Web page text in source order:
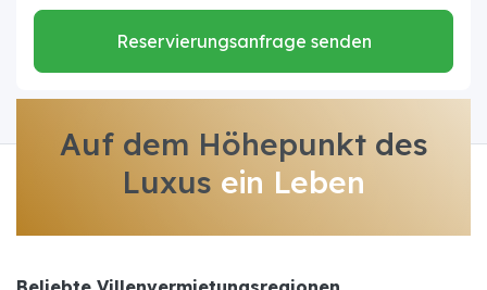
Reservierungsanfrage senden
Auf dem Höhepunkt des
Luxus ein Leben